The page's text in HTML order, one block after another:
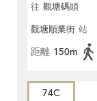
往 觀塘碼頭
觀塘順業街 站
距離 150m
74C